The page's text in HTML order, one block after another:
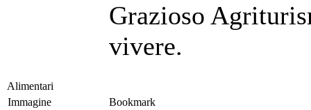
Grazioso
vivere.
Alimentari
Immagine
Bookmark